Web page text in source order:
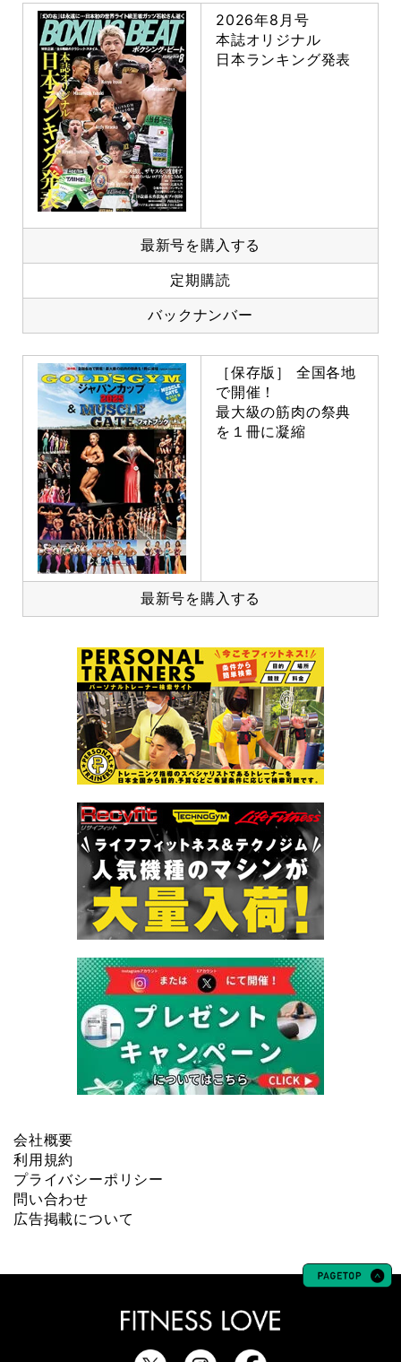
2026年8月号
本誌オリジナル
日本ランキング発表
最新号を購入する
定期購読
バックナンバー
［保存版］ 全国各地
で開催！
最大級の筋肉の祭典
を１冊に凝縮
最新号を購入する
会社概要
利用規約
プライバシーポリシー
問い合わせ
広告掲載について